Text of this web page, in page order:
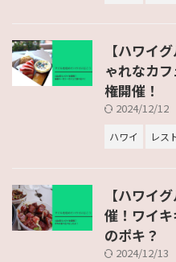
【ハワイ
ゃれなカ
権開催！
2024/12/12
ハワイ レス
【ハワイ
催！ワイ
のポキ？
2024/12/13